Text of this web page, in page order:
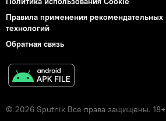
Правила применения рекомендательных
технологий
Обратная связь
© 2026 Sputnik Все права защищены. 18+